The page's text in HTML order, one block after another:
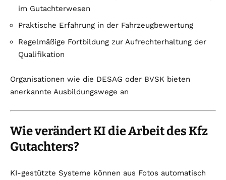
im Gutachterwesen
Praktische Erfahrung in der Fahrzeugbewertung
Regelmäßige Fortbildung zur Aufrechterhaltung der
Qualifikation
Organisationen wie die DESAG oder BVSK bieten
anerkannte Ausbildungswege an
Wie verändert KI die Arbeit des Kfz
Gutachters?
KI-gestützte Systeme können aus Fotos automatisch